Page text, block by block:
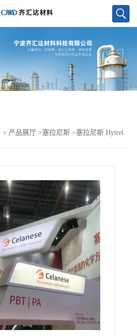
> 产品展厅 >塞拉尼斯 >塞拉尼斯 Hytrel